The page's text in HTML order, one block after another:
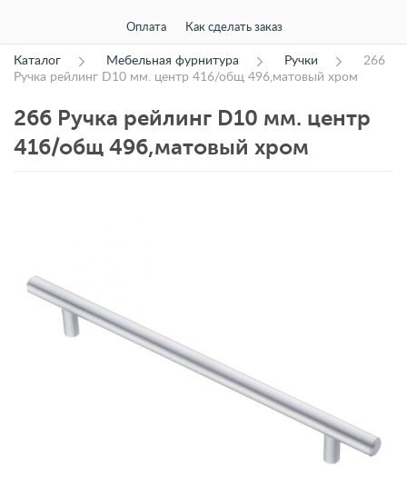
Оплата Как сделать заказ
Каталог Мебельная фурнитура Ручки
266
Ручка рейлинг D10 мм. центр 416/общ 496,матовый хром
266 Ручка рейлинг D10 мм. центр
416/общ 496,матовый хром